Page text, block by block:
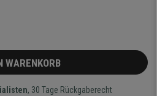
WARENKORB
, 30 Tage Rückgaberecht